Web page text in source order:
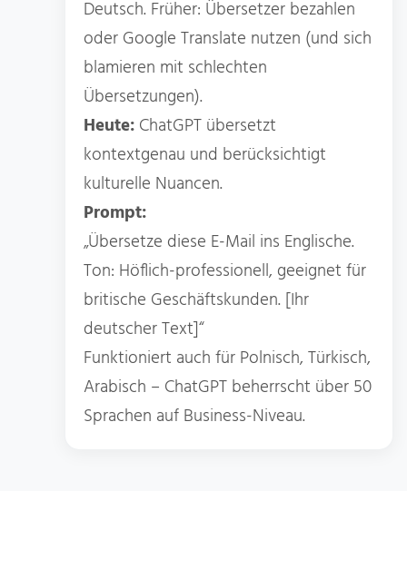
Deutsch. Früher: Übersetzer bezahlen
oder Google Translate nutzen (und sich
blamieren mit schlechten
Übersetzungen).
Heute: ChatGPT übersetzt
kontextgenau und berücksichtigt
kulturelle Nuancen.
Prompt:
„Übersetze diese E-Mail ins Englische.
Ton: Höflich-professionell, geeignet für
britische Geschäftskunden. [Ihr
deutscher Text]“
Funktioniert auch für Polnisch, Türkisch,
Arabisch – ChatGPT beherrscht über 50
Sprachen auf Business-Niveau.